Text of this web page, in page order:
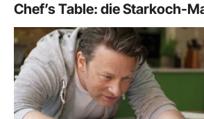
Chef’s Table: die Starkoch-